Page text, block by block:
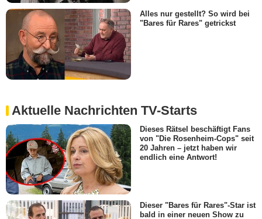
Alles nur gestellt? So wird bei
"Bares für Rares" getrickst
Aktuelle Nachrichten TV-Starts
Dieses Rätsel beschäftigt Fans
von "Die Rosenheim-Cops" seit
20 Jahren – jetzt haben wir
endlich eine Antwort!
Dieser "Bares für Rares"-Star ist
bald in einer neuen Show zu